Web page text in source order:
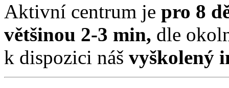
Aktivní centrum je pro 8
většinou 2-3 min, dle
k dispozici náš vyškolený